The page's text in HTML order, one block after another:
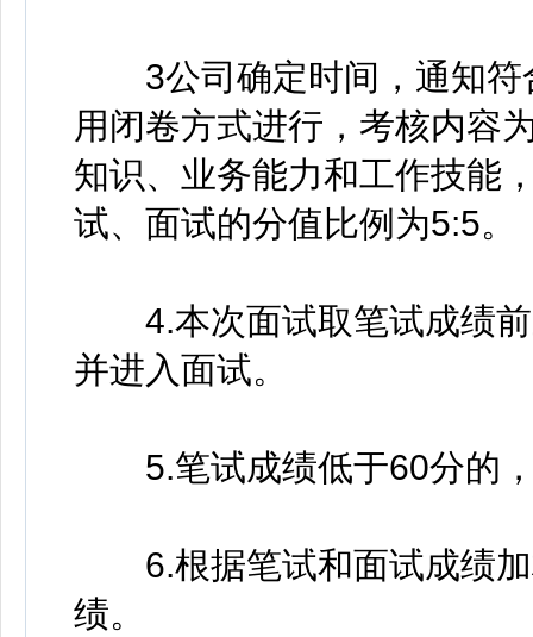
3公司确定时间，通知符
用闭卷方式进行，考核内容
知识、业务能力和工作技能
试、面试的分值比例为5:5。
4.本次面试取笔试成绩前
并进入面试。
5.笔试成绩低于60分的，
6.根据笔试和面试成绩加
绩。